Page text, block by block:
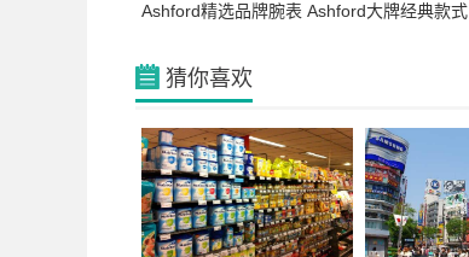
Ashford精选品牌腕表 Ashford大牌经典款式
猜你喜欢